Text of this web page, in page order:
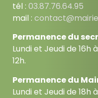
tél : 03.87.76.64.95
mail :
Permanence du
Lundi et Jeudi de 16h
12h.
Permanence du
Lundi et Jeudi de 18h à